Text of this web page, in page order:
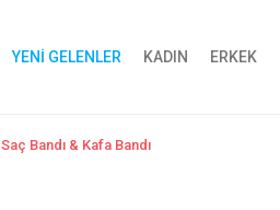
YENİ GELENLER KADIN ERKEK
Saç Bandı & Kafa Bandı